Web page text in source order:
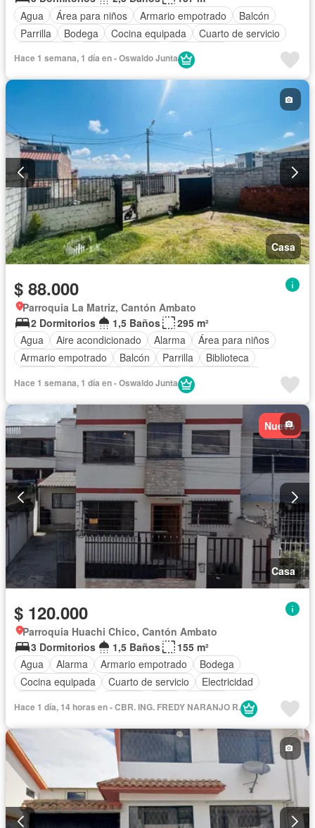
Agua
Área para niños Armario empotrado
Balcón
Parrilla
Bodega Cocina equipada
Cuarto de servicio
Gas natural
Jardín
Conserje
Vista panorámica
Hace 1 semana, 1 día en - Oswaldo Junta
Casa
$ 88.000
Parroquia La Matriz, Cantón Ambato
2 Dormitorios
1,5 Baños
295 m²
Agua
Aire acondicionado Alarma
Área para niños
Armario empotrado
Balcón Parrilla
Biblioteca
Cocina integral
Cuarto de servicio
Estacionamiento
Gas natural
Garita de guardianía
Internet
Jardín Patio Conserje Sauna
Seguridad
Terraza
Vista panorámica Wifi
Hace 1 semana, 1 día en - Oswaldo Junta
Nuevo
Casa
$ 120.000
Parroquia Huachi Chico, Cantón Ambato
3 Dormitorios
1,5 Baños
155 m²
Agua
Alarma Armario empotrado
Bodega
Cocina equipada
Cuarto de servicio
Electricidad
Hace 1 día, 14 horas en - CBR. ING. FREDY NARANJO R.